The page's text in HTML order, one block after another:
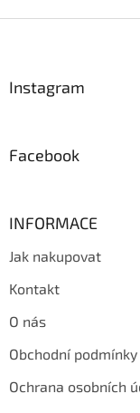
Instagram
Facebook
INFORMACE
Jak nakupovat
Kontakt
O nás
Obchodní podmínky
Ochrana osobních